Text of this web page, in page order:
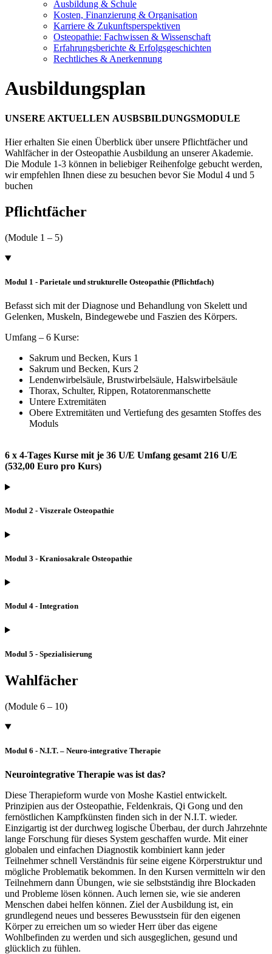
Ausbildung & Schule
Kosten, Finanzierung & Organisation
Karriere & Zukunftsperspektiven
Osteopathie: Fachwissen & Wissenschaft
Erfahrungsberichte & Erfolgsgeschichten
Rechtliches & Anerkennung
Ausbildungsplan
UNSERE AKTUELLEN AUSBSBILDUNGSMODULE
Hier erhalten Sie einen Überblick über unsere Pflichtfächer und
Wahlfächer in der Osteopathie Ausbildung an unserer Akademie.
Die Module 1-3 können in beliebiger Reihenfolge gebucht werden,
wir empfehlen Ihnen diese zu besuchen bevor Sie Modul 4 und 5
buchen
Pflichtfächer
(Module 1 – 5)
Modul 1 - Parietale und strukturelle Osteopathie (Pflichtfach)
Befasst sich mit der Diagnose und Behandlung von Skelett und
Gelenken, Muskeln, Bindegewebe und Faszien des Körpers.
Umfang – 6 Kurse:
Sakrum und Becken, Kurs 1
Sakrum und Becken, Kurs 2
Lendenwirbelsäule, Brustwirbelsäule, Halswirbelsäule
Thorax, Schulter, Rippen, Rotatorenmanschette
Untere Extremitäten
Obere Extremitäten und Vertiefung des gesamten Stoffes des
Moduls
6 x 4-Tages Kurse mit je 36 U/E Umfang gesamt 216 U/E
(532,00 Euro pro Kurs)
Modul 2 - Viszerale Osteopathie
Modul 3 - Kraniosakrale Osteopathie
Modul 4 - Integration
Modul 5 - Spezialisierung
Wahlfächer
(Module 6 – 10)
Modul 6 - N.I.T. – Neuro-integrative Therapie
Neurointegrative Therapie was ist das?
Diese Therapieform wurde von Moshe Kastiel entwickelt.
Prinzipien aus der Osteopathie, Feldenkrais, Qi Gong und den
fernöstlichen Kampfkünsten finden sich in der N.I.T. wieder.
Einzigartig ist der durchweg logische Überbau, der durch Jahrzehnte
lange Forschung für dieses System geschaffen wurde. Mit einer
globalen und einfachen Diagnostik kombiniert kann jeder
Teilnehmer schnell Verständnis für seine eigene Körperstruktur und
mögliche Problematik bekommen. In den Kursen vermitteln wir den
Teilnehmern dann Übungen, wie sie selbstständig ihre Blockaden
und Probleme lösen können. Auch lernen sie, wie sie anderen
Menschen dabei helfen können. Ziel der Ausbildung ist, ein
grundlegend neues und besseres Bewusstsein für den eigenen
Körper zu erreichen um so wieder Herr über das eigene
Wohlbefinden zu werden und sich ausgeglichen, gesund und
glücklich zu fühlen.